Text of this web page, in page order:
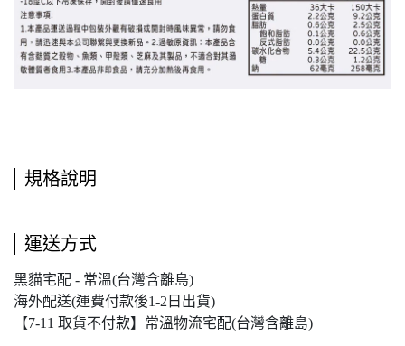
規格說明
運送方式
黑貓宅配 - 常溫(台灣含離島)
海外配送(運費付款後1-2日出貨)
【7-11 取貨不付款】常溫物流宅配(台灣含離島)